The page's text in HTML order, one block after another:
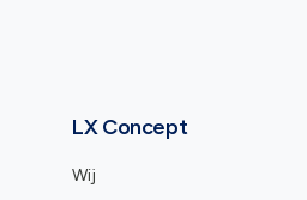
LX Concept
Wij